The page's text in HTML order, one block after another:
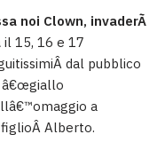
noi Clown, invaderÃ
il 15, 16 e 17
dal pubblico
â€œgiallo
a
Alberto.